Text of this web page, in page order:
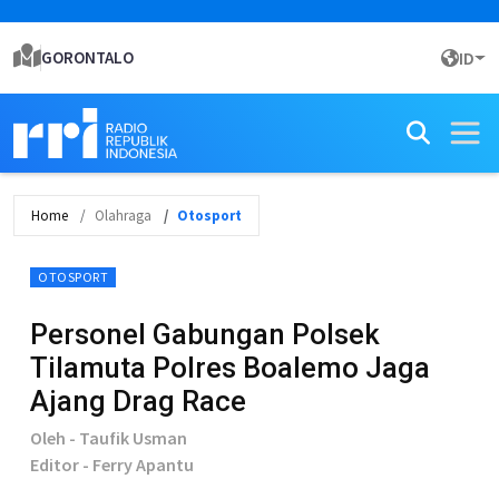
GORONTALO ID
Home Olahraga Otosport
OTOSPORT
Personel Gabungan Polsek
Tilamuta Polres Boalemo Jaga
Ajang Drag Race
Oleh - Taufik Usman
Editor - Ferry Apantu